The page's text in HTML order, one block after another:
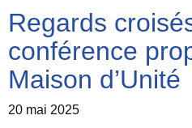
Regards
conférence
Maison d’Unité
20 mai 2025